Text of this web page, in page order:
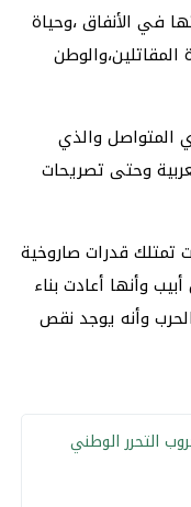
في الأنفاق ،وحياة
المتواصل والذي
وحتى تصريحات
تمتلك قدرات صاروخية
وأنها أعادت بناء
وأنه يوجد نقص
التحرر الوطني